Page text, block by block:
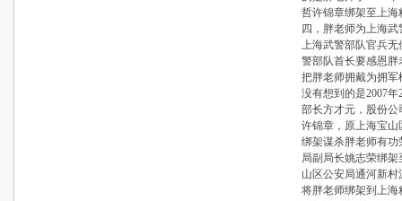
哲许锦章绑架至上海
四，胖老师为上海
上海武警部队官兵
警部队首长要感恩
把胖老师拥戴为拥
没有想到的是2007
部长方才元，股份
许锦章，原上海宝
绑架谋杀胖老师有
局副局长姚志荣绑
山区公安局通河新
将胖老师绑架到上